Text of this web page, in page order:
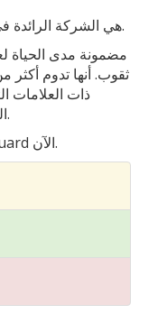
Blueguard هي الشركة الرائدة في صناعة الجوارب الثقيلة.
ذات العلامات
الجوارب ، فسنقدم لك زوجًا آخر - مجانًا.
لمزيد من المعلومات ، اتصل بـ Blueguard الآن.